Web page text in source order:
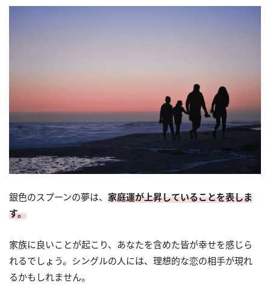
銀色のスプーンの夢は、 家庭運が上昇していることを表しま
す。
家族に良いことが起こり、あなたを含めた皆が幸せを感じら
れるでしょう。シングルの人には、理想的な恋の相手が現れ
るかもしれません。